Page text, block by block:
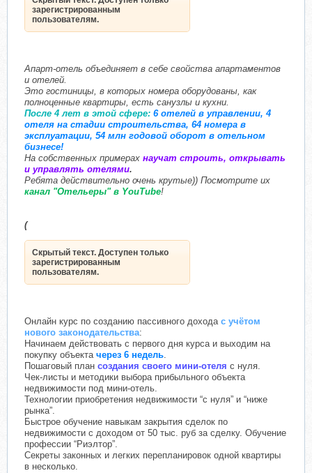
зарегистрированным
пользователям.
Апарт-отель объединяет в себе свойства апартаментов
и отелей.
Это гостиницы, в которых номера оборудованы, как
полноценные квартиры, есть санузлы и кухни.
После 4 лет в этой сфере: 6 отелей в управлении, 4
отеля на стадии строительства, 64 номера в
эксплуатации, 54 млн годовой оборот в отельном
бизнесе!
На собственных примерах научат строить, открывать
и управлять отелями.
Ребята действительно очень крутые)) Посмотрите их
канал "Отельеры" в YouTube!
(
Скрытый текст. Доступен только
зарегистрированным
пользователям.
Онлайн курс по созданию пассивного дохода с учётом
нового законодательства:
Начинаем действовать с первого дня курса и выходим на
покупку объекта через 6 недель.
Пошаговый план создания своего мини-отеля с нуля.
Чек-листы и методики выбора прибыльного объекта
недвижимости под мини-отель.
Технологии приобретения недвижимости “с нуля” и “ниже
рынка”.
Быстрое обучение навыкам закрытия сделок по
недвижимости с доходом от 50 тыс. руб за сделку. Обучение
профессии “Риэлтор”.
Секреты законных и легких перепланировок одной квартиры
в несколько.